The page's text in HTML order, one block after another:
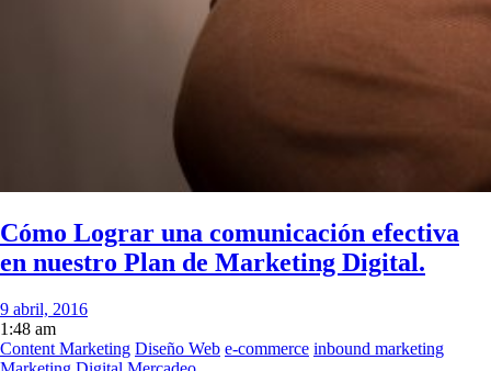
Cómo Lograr una comunicación efectiva
en nuestro Plan de Marketing Digital.
9 abril, 2016
1:48 am
Content Marketing Diseño Web e-commerce inbound marketing